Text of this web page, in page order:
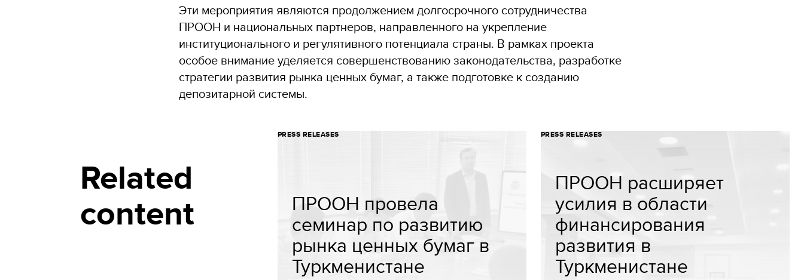
Эти мероприятия являются продолжением долгосрочного сотрудничества
ПРООН и национальных партнеров, направленного на укрепление
институционального и регулятивного потенциала страны. В рамках проекта
особое внимание уделяется совершенствованию законодательства, разработке
стратегии развития рынка ценных бумаг, а также подготовке к созданию
депозитарной системы.
Related
content
PRESS RELEASES
ПРООН провела
семинар по развитию
рынка ценных бумаг в
Туркменистане
PRESS RELEASES
ПРООН расширяет
усилия в области
финансирования
развития в
Туркменистане